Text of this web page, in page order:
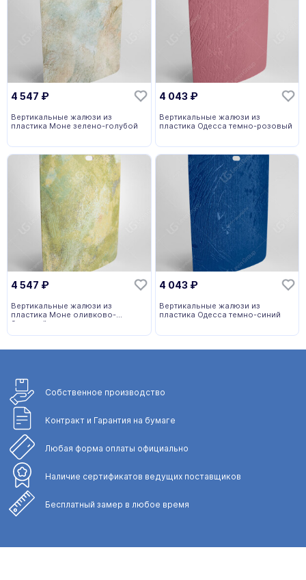
4 547 ₽
Вертикальные жалюзи из
пластика Моне зелено-голубой
4 043 ₽
Вертикальные жалюзи из
пластика Одесса темно-розовый
4 547 ₽
Вертикальные жалюзи из
пластика Моне оливково-
бежевый
4 043 ₽
Вертикальные жалюзи из
пластика Одесса темно-синий
Собственное производство
Контракт и Гарантия на бумаге
Любая форма оплаты официально
Наличие сертификатов ведущих поставщиков
Бесплатный замер в любое время